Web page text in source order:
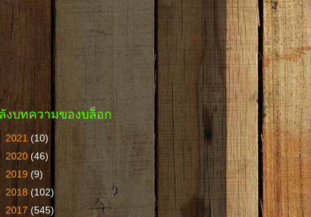
งบทความของบล็อก
2021 (10)
2020 (46)
2019 (9)
2018 (102)
2017 (545)